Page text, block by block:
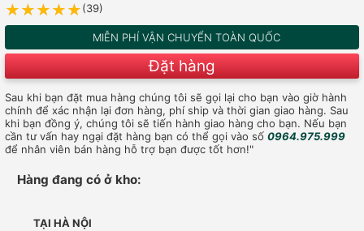
★★★★★
★★★★★(39)
MIỄN PHÍ VẬN CHUYỂN TOÀN QUỐC
Đặt hàng
Sau khi bạn đặt mua hàng chúng tôi sẽ gọi lại cho bạn vào giờ hành
chính để xác nhận lại đơn hàng, phí ship và thời gian giao hàng. Sau
khi bạn đồng ý, chúng tôi sẽ tiến hành giao hàng cho bạn. Nếu bạn
cần tư vấn hay ngại đặt hàng bạn có thể gọi vào số 0964.975.999
để nhân viên bán hàng hỗ trợ bạn được tốt hơn!"
Hàng đang có ở kho:
TẠI HÀ NỘI